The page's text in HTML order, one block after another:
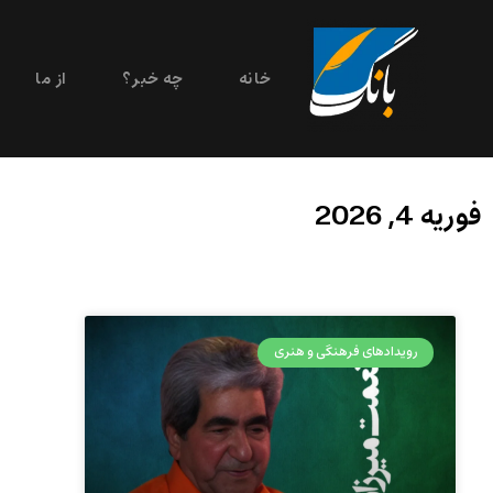
خانه چه خبر؟ از ما
فوریه 4, 2026
رویدادهای فرهنگی و هنری